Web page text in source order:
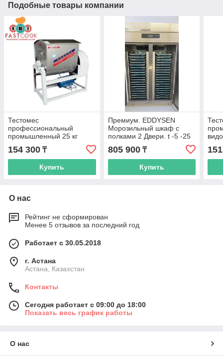
Подобные товары компании
Тестомес
профессиональный
промышленный 25 кг
154 300 ₸
Купить
Премиум. EDDYSEN
Морозильный шкаф с
полками 2 Двери. t -5 -25
°C. EDD2-25
805 900₸
Купить
О нас
Рейтинг не сформирован
Менее 5 отзывов за последний год
Работает с 30.05.2018
г. Астана
Астана, Казахстан
Контакты
Сегодня работает с 09:00 до 18:00
Показать весь график работы
О нас